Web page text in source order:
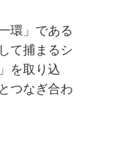
環」である
て捕まるシ
を取り込
つなぎ合わ